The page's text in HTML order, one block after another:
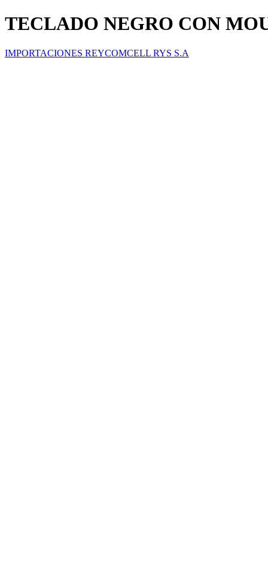
TECLADO NEGRO CON
IMPORTACIONES REYCOMCELL RYS S.A